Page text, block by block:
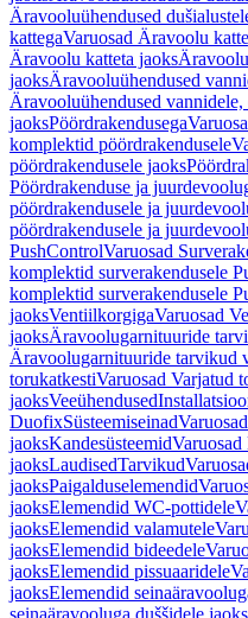
Äravooluühendused
kattegaVaruosad Äravoolu
Äravoolu katteta jaoks
jaoksÄravooluühendused
Äravooluühendused vannidele,
jaoksPöördrakendusega
komplektid pöördrakendusele
pöördrakendusele jaoks
Pöördrakenduse ja
pöördrakendusele ja
pöördrakendusele ja
PushControlVaruosad
komplektid surverakendusele
komplektid surverakendusele
jaoksVentiilkorgigaVaruosad
jaoksÄravoolugarnituuride
Äravoolugarnituuride tarvikud
torukatkestiVaruosad Varjatud
jaoksVeeühendused
DuofixSüsteemiseinad
jaoksKandesüsteemidVaruosad
jaoksLaudisedTarvikud
jaoksPaigalduselemendid
jaoksElemendid WC-pottidele
jaoksElemendid valamutele
jaoksElemendid bideedele
jaoksElemendid pissuaaridele
jaoksElemendid
seinaäravooluga duššidele jaoks